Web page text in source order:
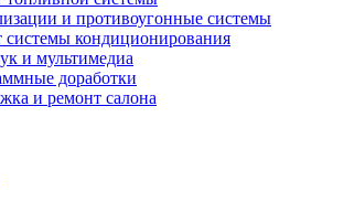
и противоугонные системы
системы кондиционирования
и мультимедиа
доработки
и ремонт салона